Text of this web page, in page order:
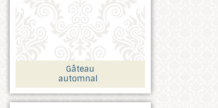
Gâteau
automnal